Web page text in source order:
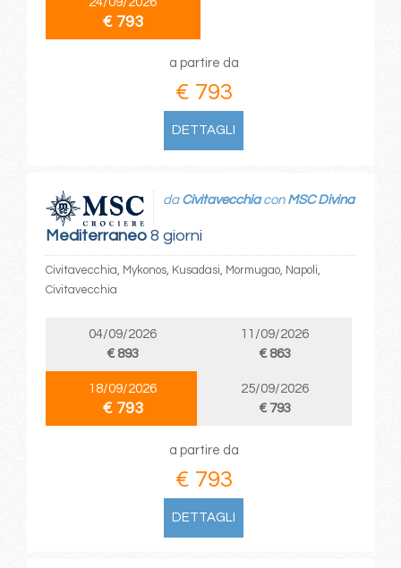
€ 793
a partire da
€ 793
DETTAGLI
Mediterraneo8 giorni
da Civitavecchiacon MSC Divina
Civitavecchia, Mykonos, Kusadasi, Mormugao, Napoli,
Civitavecchia
04/09/2026
€ 893
11/09/2026
€ 863
18/09/2026
€ 793
25/09/2026
€ 793
a partire da
€ 793
DETTAGLI